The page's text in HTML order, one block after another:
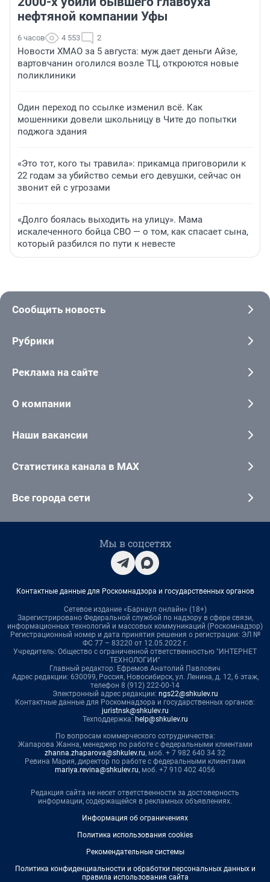
нефтяной компании Уфы
6 часов 4 553 2
Новости ХМАО за 5 августа: муж дает деньги Айзе,
вартовчанин оголился возле ТЦ, откроются новые
поликлиники
Один переход по ссылке изменил всё. Как
мошенники довели школьницу в Чите до попытки
поджога здания
«Это тот, кого ты травила»: прикамца приговорили к
22 годам за убийство семьи его девушки, сейчас он
звонит ей с угрозами
«Долго боялась выходить на улицу». Мама
искалеченного бойца СВО — о том, как спасает сына,
который разбился по пути к невесте
Сообщить новость
Рубрики
Реклама на сайте
О компании
Наши вакансии
Статистика канала в MAX
Все города сети
Мы в соцсетях
Контактные данные для Роскомнадзора и государственных органов
Сетевое издание «Барнаул онлайн» (18+)
Зарегистрировано Федеральной службой по надзору в сфере связи,
информационных технологий и массовых коммуникаций (Роскомнадзор)
Регистрационный номер и дата принятия решения о регистрации: ЭЛ №
ФС 77 – 83220 от 12.05.2022 г.
Учредитель: Общество с ограниченной ответственностью "ИНТЕРНЕТ
ТЕХНОЛОГИИ"
Главный редактор: Ефремов Анатолий Павлович
Адрес редакции: 630099, Россия, Новосибирск, ул. Ленина, д. 12, 6 этаж,
телефон 8 (912) 222-00-14
Электронный адрес редакции: ngs22@shkulev.ru
Контактные данные для Роскомнадзора и государственных органов:
juristnsk@shkulev.ru
Техподдержка: help@shkulev.ru
По вопросам коммерческого сотрудничества:
Жапарова Жанна, менеджер по работе с федеральными клиентами
zhanna.zhaparova@shkulev.ru, моб. + 7 982 640 34 32
Ревина Мария, директор по работе с федеральными клиентами
mariya.revina@shkulev.ru, моб. +7 910 402 4056
Редакция сайта не несет ответственности за достоверность
информации, содержащейся в рекламных объявлениях.
Информация об ограничениях
Политика использования cookies
Рекомендательные системы
Политика конфиденциальности и обработки персональных данных и
правила использования сайта